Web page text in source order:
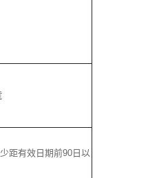
距有效日期前90日以